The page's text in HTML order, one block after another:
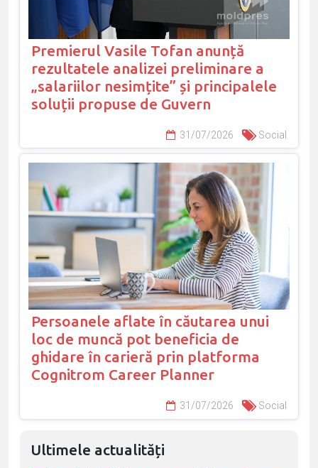
Premierul Vasile Tofan anunță
rezultatele analizei preliminare a
„salariilor nesimțite” și principalele
soluții propuse de Guvern
31/07/2026 Social
Persoanele aflate în căutarea unui
loc de muncă pot beneficia de
ghidare în carieră prin platforma
Cognitrom Career Planner
31/07/2026 Social
Ultimele actualități